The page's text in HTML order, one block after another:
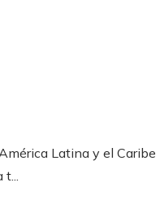
Latina y el Caribe
t...